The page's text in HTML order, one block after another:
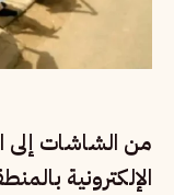
من الشاشات إلى
الإلكترونية